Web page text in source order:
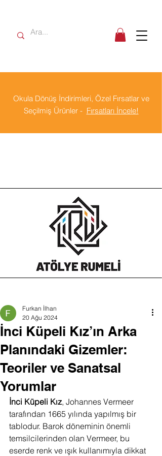
Okula Dönüş İndirimleri, Özel Fırsatlar ve
Seçilmiş Ürünler - Fırsatları İncele!
İnci Küpeli Kız’ın Arka
Planındaki Gizemler:
Teoriler ve Sanatsal
Yorumlar
Furkan İlhan
20 Ağu 2024
İnci Küpeli Kız, Johannes Vermeer
tarafından 1665 yılında yapılmış bir
tablodur. Barok döneminin önemli
temsilcilerinden olan Vermeer, bu
eserde renk ve ışık kullanımıyla dikkat